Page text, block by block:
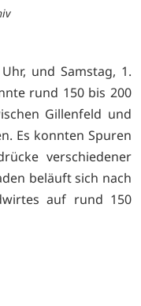
und Samstag, 1.
rund 150 bis 200
Gillenfeld und
Es konnten Spuren
verschiedener
beläuft sich nach
auf rund 150